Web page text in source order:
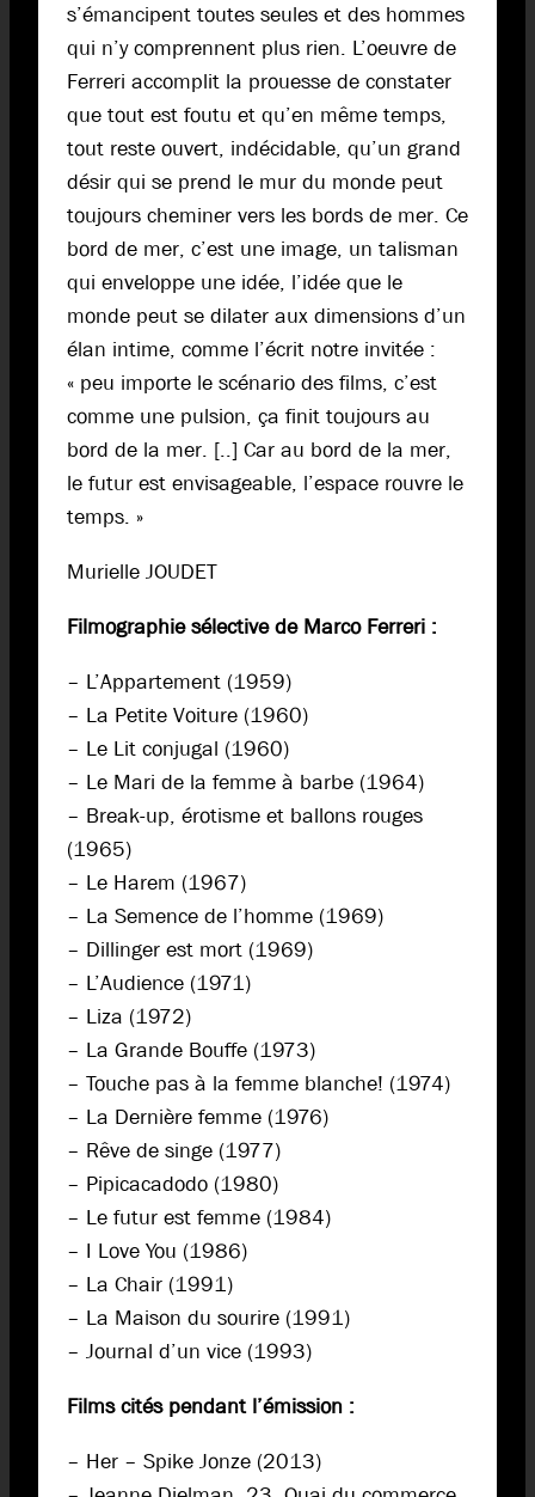
s’émancipent toutes seules et des hommes
qui n’y comprennent plus rien. L’oeuvre de
Ferreri accomplit la prouesse de constater
que tout est foutu et qu’en même temps,
tout reste ouvert, indécidable, qu’un grand
désir qui se prend le mur du monde peut
toujours cheminer vers les bords de mer. Ce
bord de mer, c’est une image, un talisman
qui enveloppe une idée, l’idée que le
monde peut se dilater aux dimensions d’un
élan intime, comme l’écrit notre invitée :
« peu importe le scénario des films, c’est
comme une pulsion, ça finit toujours au
bord de la mer. [..] Car au bord de la mer,
le futur est envisageable, l’espace rouvre le
temps. »
Murielle JOUDET
Filmographie sélective de Marco Ferreri :
– L’Appartement (1959)
– La Petite Voiture (1960)
– Le Lit conjugal (1960)
– Le Mari de la femme à barbe (1964)
– Break-up, érotisme et ballons rouges
(1965)
– Le Harem (1967)
– La Semence de l’homme (1969)
– Dillinger est mort (1969)
– L’Audience (1971)
– Liza (1972)
– La Grande Bouffe (1973)
– Touche pas à la femme blanche! (1974)
– La Dernière femme (1976)
– Rêve de singe (1977)
– Pipicacadodo (1980)
– Le futur est femme (1984)
– I Love You (1986)
– La Chair (1991)
– La Maison du sourire (1991)
– Journal d’un vice (1993)
Films cités pendant l’émission :
– Her – Spike Jonze (2013)